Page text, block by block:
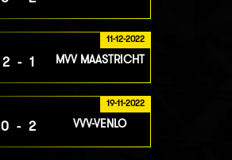
11-12-2022
2-1 MVV MAASTRICHT
19-11-2022
0-2 VVV-VENLO